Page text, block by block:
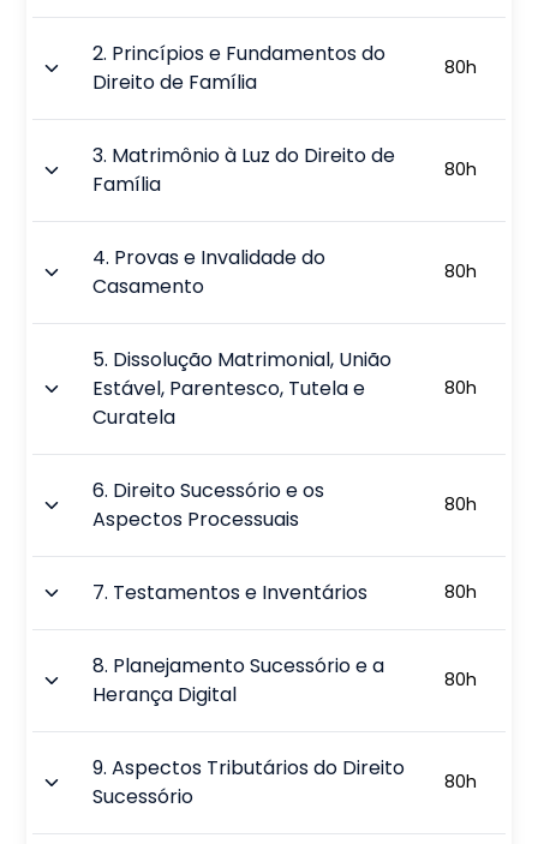
2. Princípios e Fundamentos do
Direito de Família
80h
3. Matrimônio à Luz do Direito de
Família
80h
4. Provas e Invalidade do
Casamento
80h
5. Dissolução Matrimonial, União
Estável, Parentesco, Tutela e
Curatela
80h
6. Direito Sucessório e os
Aspectos Processuais
80h
7. Testamentos e Inventários 80h
8. Planejamento Sucessório e a
Herança Digital
80h
9.Aspectos Tributários do Direito
Sucessório
80h